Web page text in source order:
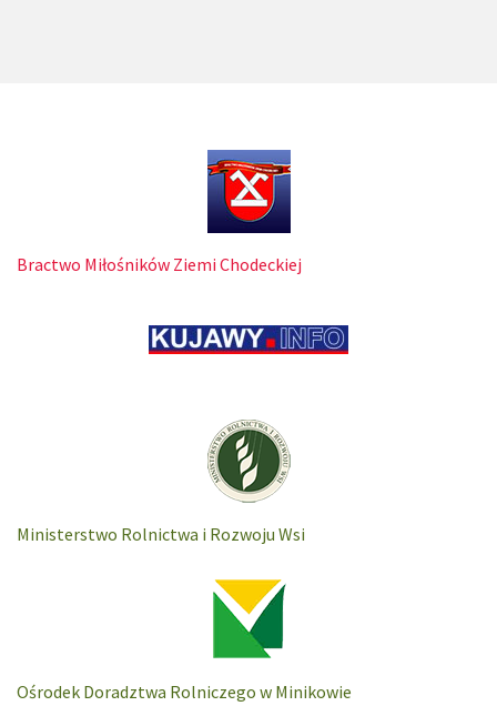
Bractwo Miłośników Ziemi Chodeckiej
Ministerstwo Rolnictwa i Rozwoju Wsi
Ośrodek Doradztwa Rolniczego w Minikowie